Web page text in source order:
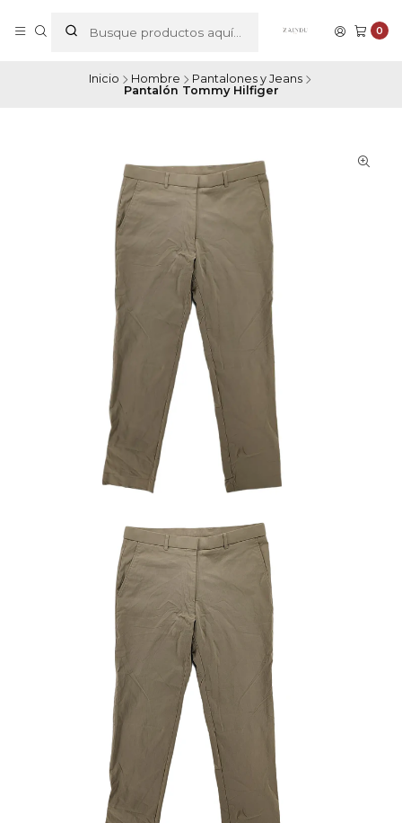
0
Inicio Hombre
Pantalones y Jeans
Pantalón Tommy Hilfiger